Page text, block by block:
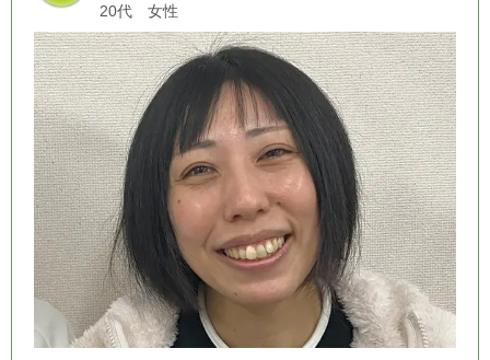
20代 女性